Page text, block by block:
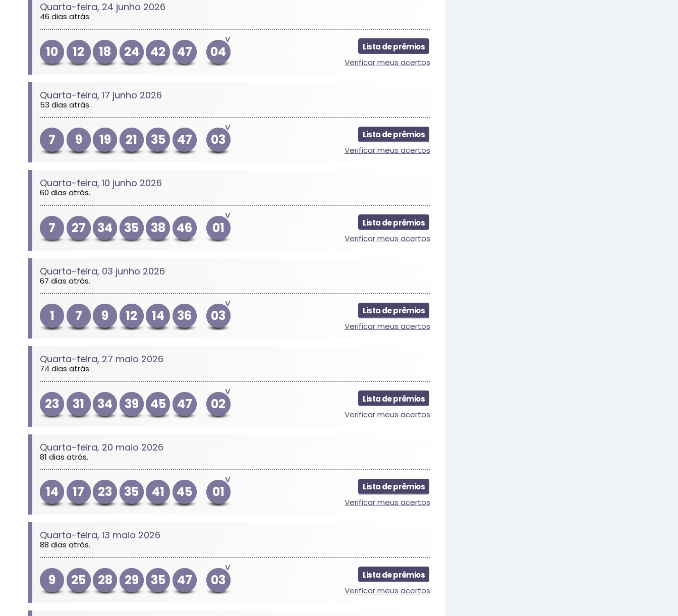
Quarta-feira, 24 junho 2026
46 dias atrás.
10 12 18 24 42 47
V
04
Lista de prêmios
Verificar meus acertos
Quarta-feira, 17 junho 2026
53 dias atrás.
7 9 19 21 35 47
V
03
Lista de prêmios
Verificar meus acertos
Quarta-feira, 10 junho 2026
60 dias atrás.
7 27 34 35 38 46
V
01
Lista de prêmios
Verificar meus acertos
Quarta-feira, 03 junho 2026
67 dias atrás.
1 7 9 12 14 36
V
03
Lista de prêmios
Verificar meus acertos
Quarta-feira, 27 maio 2026
74 dias atrás.
23 31 34 39 45 47
V
02
Lista de prêmios
Verificar meus acertos
Quarta-feira, 20 maio 2026
81 dias atrás.
14 17 23 35 41 45
V
01
Lista de prêmios
Verificar meus acertos
Quarta-feira, 13 maio 2026
88 dias atrás.
9 25 28 29 35 47
V
03
Lista de prêmios
Verificar meus acertos